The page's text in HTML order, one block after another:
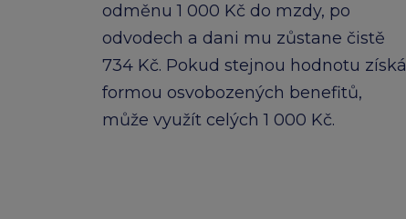
odměnu 1 000 Kč do mzdy, po
odvodech a dani mu zůstane čistě
734 Kč. Pokud stejnou hodnotu získá
formou osvobozených benefitů,
může využít celých 1 000 Kč.